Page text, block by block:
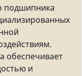
подшипника
обеспечивает
и